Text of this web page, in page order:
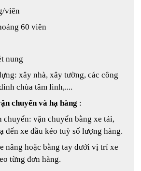
viên
60 viên
nung
xây nhà, xây tường, các công
chùa tâm linh,....
chuyển và hạ hàng :
chuyển: vận chuyển bằng xe tải,
đến xe đầu kéo tuỳ số lượng hàng.
nâng hoặc bằng tay dưới vị trí xe
từng đơn hàng.